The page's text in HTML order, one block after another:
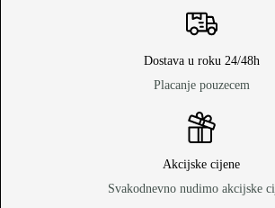
Dostava u roku 24/48h
Placanje pouzecem
Akcijske cijene
Svakodnevno nudimo akcijske